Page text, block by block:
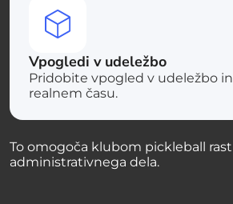
Vpogledi v udeležbo
Pridobite vpogled v udeležbo
realnem času.
To omogoča klubom pickleball
administrativnega dela.